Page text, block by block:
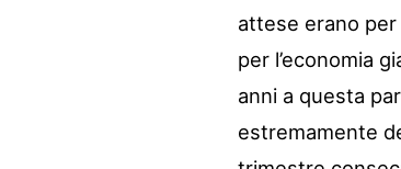
attese erano
per l’economia
anni a questa
estremamente